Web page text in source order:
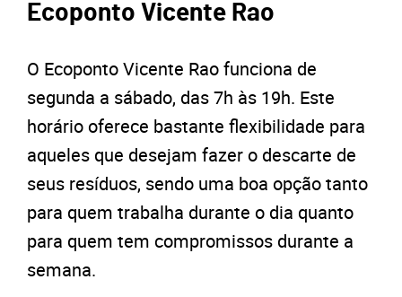
Ecoponto Vicente Rao
O Ecoponto Vicente Rao funciona de
segunda a sábado, das 7h às 19h. Este
horário oferece bastante flexibilidade para
aqueles que desejam fazer o descarte de
seus resíduos, sendo uma boa opção tanto
para quem trabalha durante o dia quanto
para quem tem compromissos durante a
semana.